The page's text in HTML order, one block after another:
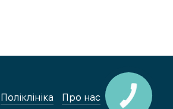
Поліклініка Про нас